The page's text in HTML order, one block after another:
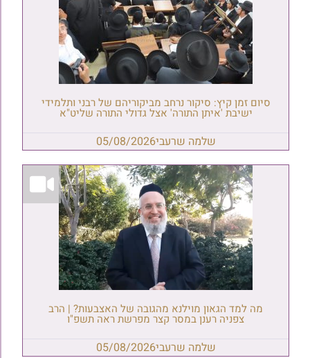
סיום זמן קיץ: סיקור נרחב מביקוריהם של רבני ותלמידי
ישיבת 'איתן התורה' אצל גדולי התורה שליט"א
שלמה שרעבי05/08/2026
מה למד הגאון מוילנא מהגובה של האצבעות? | הרב
צפניה רענן במסר קצר מפרשת ראה תשפ"ו
שלמה שרעבי05/08/2026